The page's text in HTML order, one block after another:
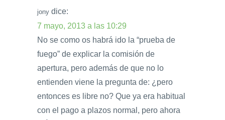
jony dice:
7 mayo, 2013 a las 10:29
No se como os habrá ido la “prueba de
fuego” de explicar la comisión de
apertura, pero además de que no lo
entienden viene la pregunta de: ¿pero
entonces es libre no? Que ya era habitual
con el pago a plazos normal, pero ahora